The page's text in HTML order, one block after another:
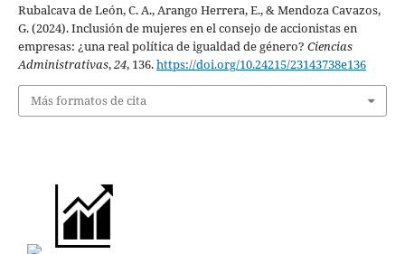
Rubalcava de León, C. A., Arango Herrera, E., & Mendoza Cavazos,
G. (2024). Inclusión de mujeres en el consejo de accionistas en
empresas: ¿una real política de igualdad de género? Ciencias
Administrativas,24, 136.https://doi.org/10.24215/23143738e136
Más formatos de cita